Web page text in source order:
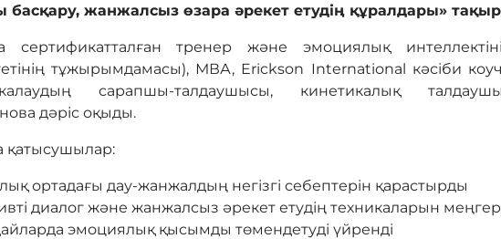
жанжалсыз өзара әрекет етудің құралдары»
сертификатталған тренер және эмоциялық
тұжырымдамасы), МВА, Erickson International кәсіби
сарапшы-талдаушысы, кинетикалық
дәріс оқыды.
қатысушылар:
ортадағы дау-жанжалдың негізгі себептерін қарастырды
диалог және жанжалсыз әрекет етудің техникаларын
эмоциялық қысымды төмендетуді үйренді